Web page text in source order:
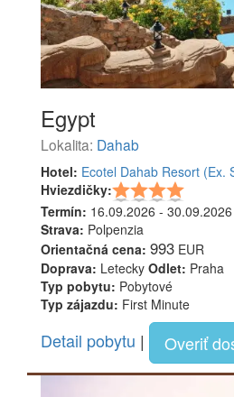
Egypt
Lokalita: Dahab
Hotel: Ecotel Dahab Resort (Ex.
Hviezdičky:
Termín: 16.09.2026 -
Strava: Polpenzia
Orientačná cena: 993 EUR
Doprava: Letecky Odlet: Praha
Typ pobytu: Pobytové
Typ zájazdu: First Minute
Detail pobytu | Overiť